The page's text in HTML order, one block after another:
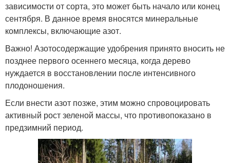
зависимости от сорта, это может быть начало или конец
сентября. В данное время вносятся минеральные
комплексы, включающие азот.
Важно! Азотосодержащие удобрения принято вносить не
позднее первого осеннего месяца, когда дерево
нуждается в восстановлении после интенсивного
плодоношения.
Если внести азот позже, этим можно спровоцировать
активный рост зеленой массы, что противопоказано в
предзимний период.